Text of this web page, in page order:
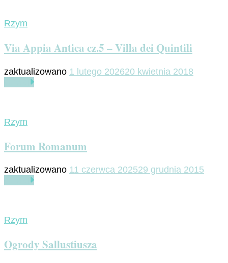
Rzym
Via Appia Antica cz.5 – Villa dei Quintili
zaktualizowano 1 lutego 202620 kwietnia 2018
Rzym
Forum Romanum
zaktualizowano 11 czerwca 202529 grudnia 2015
Rzym
Ogrody Sallustiusza